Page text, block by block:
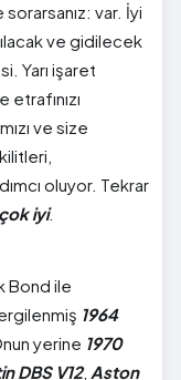
sorarsanız: var. İyi
ve gidilecek
Yarı işaret
ve size
oluyor. Tekrar
iyi.
Bond ile
1964
yerine 1970
DBS V12, Aston